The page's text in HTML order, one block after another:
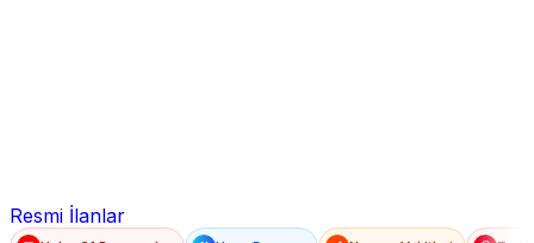
Resmi İlanlar